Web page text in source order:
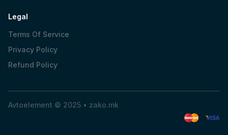
Legal
Terms Of Service
Privacy Policy
Refund Policy
Avtoelement © 2025 • zako.mk